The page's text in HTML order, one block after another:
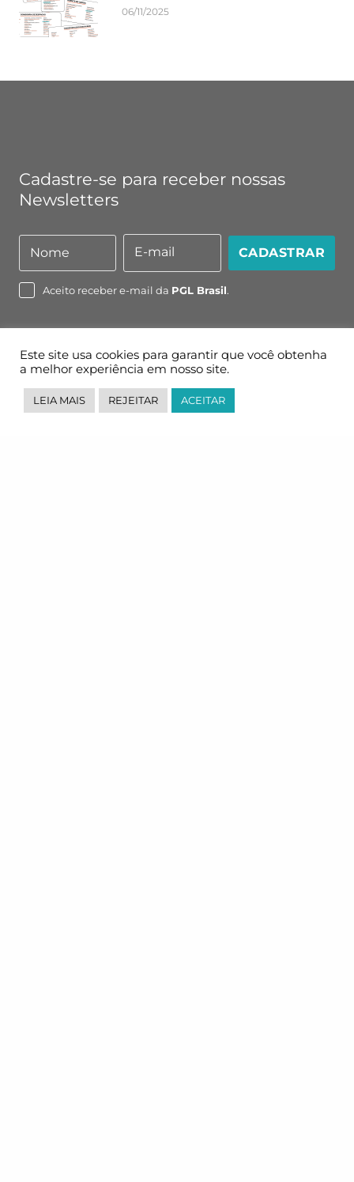
06/11/2025
Cadastre-se para receber nossas
Newsletters
Nome
Nome
mail
E-mail CADASTRAR
Aceito receber e-mail da PGL Brasil.
Este site usa cookies para garantir que você obtenha
a melhor experiência em nosso site.
LEIA MAIS REJEITAR ACEITAR